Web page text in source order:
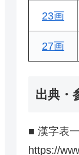
23画
27画
出典・
■ 漢字表一
https://